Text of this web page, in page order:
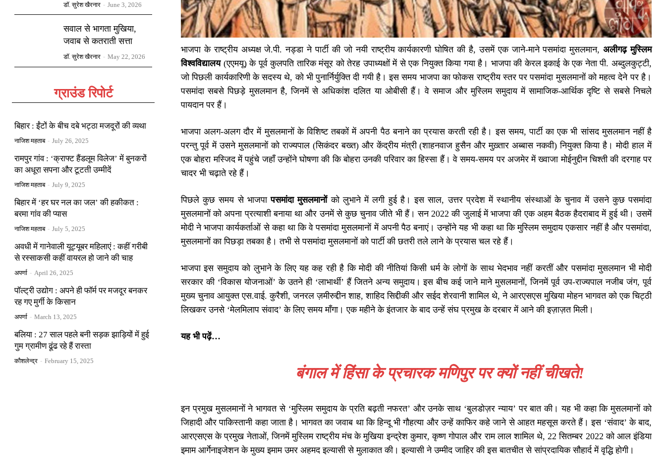
डॉ. सुरेश खैरनार - June 3, 2026
सवाल से भागता मुखिया,
जवाब से कतराती सत्ता
डॉ. सुरेश खैरनार - May 22, 2026
ग्राउंड रिपोर्ट
बिहार : ईंटों के बीच दबे भट्ठा मजदूरों की व्यथा
नाजिश महताब - July 26, 2025
रामपुर गांव : ‘क्राफ्ट हैंडलूम विलेज’ में बुनकरों
का अधूरा सपना और टूटती उम्मीदें
नाजिश महताब - July 9, 2025
बिहार में ‘हर घर नल का जल’ की हकीकत :
बरमा गांव की प्यास
नाजिश महताब - July 5, 2025
अवधी में गानेवाली यूट्यूबर महिलाएं : कहीं गरीबी
से रस्साकसी कहीं वायरल हो जाने की चाह
अपर्णा - April 26, 2025
पॉल्ट्री उद्योग : अपने ही फॉर्म पर मजदूर बनकर
रह गए मुर्गी के किसान
अपर्णा - March 13, 2025
बलिया : 27 साल पहले बनी सड़क झाड़ियों में हुई
गुम ग्रामीण ढूंढ रहे हैं रास्ता
कौशलेन्द्र - February 15, 2025
भाजपा के राष्ट्रीय अध्यक्ष जे.पी. नड्डा ने पार्टी की जो नयी राष्ट्रीय कार्यकारणी घोषित की है, उसमें एक जाने-माने पसमांदा मुसलमान,अलीगढ़ मुस्लिम
विश्वविद्यालय(एएमयू) के पूर्व कुलपति तारिक मंसूर को तेरह उपाध्यक्षों में से एक नियुक्त किया गया है। भाजपा की केरल इकाई के एक नेता पी. अब्दुलकुट्टी,
जो पिछली कार्यकारिणी के सदस्य थे, को भी पुनार्निर्युक्ति दी गयी है। इस समय भाजपा का फोकस राष्ट्रीय स्तर पर पसमांदा मुसलमानों को महत्व देने पर है।
पसमांदा सबसे पिछड़े मुसलमान है, जिनमें से अधिकांश दलित या ओबीसी हैं। वे समाज और मुस्लिम समुदाय में सामाजिक-आर्थिक दृष्टि से सबसे निचले
पायदान पर हैं।
भाजपा अलग-अलग दौर में मुसलमानों के विशिष्ट तबकों में अपनी पैठ बनाने का प्रयास करती रही है। इस समय, पार्टी का एक भी सांसद मुसलमान नहीं है
परन्तु पूर्व में उसने मुसलमानों को राज्यपाल (सिकंदर बख्त) और केंद्रीय मंत्री (शाहनवाज हुसैन और मुख़्तार अब्बास नकवी) नियुक्त किया है। मोदी हाल में
एक बोहरा मस्जिद में पहुंचे जहाँ उन्होंने घोषणा की कि बोहरा उनकी परिवार का हिस्सा हैं। वे समय-समय पर अजमेर में ख्वाजा मोईनुद्दीन चिश्ती की दरगाह पर
चादर भी चढ़ाते रहे हैं।
पिछले कुछ समय से भाजपापसमांदा मुसलमानोंको लुभाने में लगी हुई है। इस साल, उत्तर प्रदेश में स्थानीय संस्थाओं के चुनाव में उसने कुछ पसमांदा
मुसलमानों को अपना प्रत्याशी बनाया था और उनमें से कुछ चुनाव जीते भी हैं। सन 2022 की जुलाई में भाजपा की एक अहम बैठक हैदराबाद में हुई थी। उसमें
मोदी ने भाजपा कार्यकर्ताओं से कहा था कि वे पसमांदा मुसलमानों में अपनी पैठ बनाएं। उन्होंने यह भी कहा था कि मुस्लिम समुदाय एकसार नहीं है और पसमांदा,
मुसलमानों का पिछड़ा तबका है। तभी से पसमांदा मुसलमानों को पार्टी की छतरी तले लाने के प्रयास चल रहे हैं।
भाजपा इस समुदाय को लुभाने के लिए यह कह रही है कि मोदी की नीतियां किसी धर्म के लोगों के साथ भेदभाव नहीं करतीं और पसमांदा मुसलमान भी मोदी
सरकार की ‘विकास योजनाओं’ के उतने ही ‘लाभार्थी’ हैं जितने अन्य समुदाय। इस बीच कई जाने माने मुसलमानों, जिनमें पूर्व उप-राज्यपाल नजीब जंग, पूर्व
मुख्य चुनाव आयुक्त एस.वाई. कुरैशी, जनरल ज़मीरुद्दीन शाह, शाहिद सिद्दीकी और सईद शेरवानी शामिल थे, ने आरएसएस मुखिया मोहन भागवत को एक चिट्ठी
लिखकर उनसे ‘मेलमिलाप संवाद’ के लिए समय माँगा। एक महीने के इंतजार के बाद उन्हें संघ प्रमुख के दरबार में आने की इज़ाज़त मिली।
यह भी पढ़ें…
बंगाल में हिंसा के प्रचारक मणिपुर पर क्यों नहीं चीखते!
इन प्रमुख मुसलमानों ने भागवत से ‘मुस्लिम समुदाय के प्रति बढ़ती नफरत’ और उनके साथ ‘बुलडोज़र न्याय’ पर बात की। यह भी कहा कि मुसलमानों को
जिहादी और पाकिस्तानी कहा जाता है। भागवत का जवाब था कि हिन्दू भी गौहत्या और उन्हें काफिर कहे जाने से आहत महसूस करते हैं। इस ‘संवाद’ के बाद,
आरएसएस के प्रमुख नेताओं, जिनमें मुस्लिम राष्ट्रीय मंच के मुखिया इन्द्रेश कुमार, कृष्ण गोपाल और राम लाल शामिल थे, 22 सितम्बर 2022 को आल इंडिया
इमाम आर्गेनाइजेशन के मुख्य इमाम उमर अहमद इल्यासी से मुलाकात की। इल्यासी ने उम्मीद जाहिर की इस बातचीत से सांप्रदायिक सौहार्द में वृद्धि होगी।